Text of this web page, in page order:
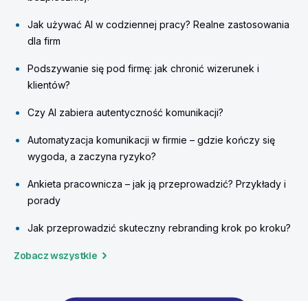
Jak używać AI w codziennej pracy? Realne zastosowania
dla firm
Podszywanie się pod firmę: jak chronić wizerunek i
klientów?
Czy AI zabiera autentyczność komunikacji?
Automatyzacja komunikacji w firmie – gdzie kończy się
wygoda, a zaczyna ryzyko?
Ankieta pracownicza – jak ją przeprowadzić? Przykłady i
porady
Jak przeprowadzić skuteczny rebranding krok po kroku?
Zobacz wszystkie